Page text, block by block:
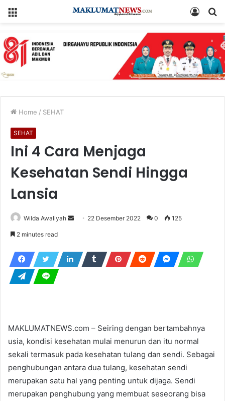
Log
Home / SEHAT
SEHAT
Ini 4 Cara Menjaga
Kesehatan Sendi Hingga
Lansia
Wilda Awaliyah
Send 22 Desember 2022 0 125
2 minutes read
MAKLUMATNEWS.com – Seiring dengan bertambahnya
usia, kondisi kesehatan mulai menurun dan itu normal
sekali termasuk pada kesehatan tulang dan sendi. Sebagai
penghubungan antara dua tulang, kesehatan sendi
merupakan satu hal yang penting untuk dijaga. Sendi
merupakan penghubung yang membuat seseorang bisa